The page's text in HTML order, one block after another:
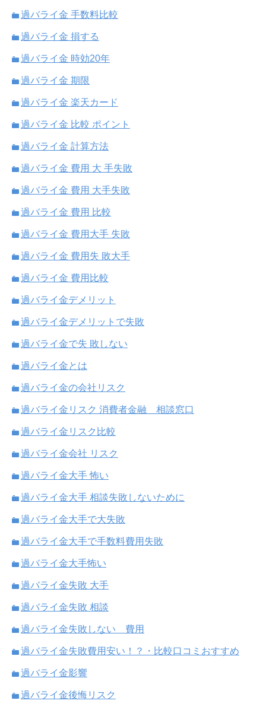
過バライ金 手数料比較
過バライ金 損する
過バライ金 時効20年
過バライ金 期限
過バライ金 楽天カード
過バライ金 比較 ポイント
過バライ金 計算方法
過バライ金 費用 大 手失敗
過バライ金 費用 大手失敗
過バライ金 費用 比較
過バライ金 費用大手 失敗
過バライ金 費用失 敗大手
過バライ金 費用比較
過バライ金デメリット
過バライ金デメリットで失敗
過バライ金で失 敗しない
過バライ金とは
過バライ金の会社リスク
過バライ金リスク 消費者金融 相談窓口
過バライ金リスク比較
過バライ金会社 リスク
過バライ金大手 怖い
過バライ金大手 相談失敗しないために
過バライ金大手で大失敗
過バライ金大手で手数料費用失敗
過バライ金大手怖い
過バライ金失敗 大手
過バライ金失敗 相談
過バライ金失敗しない 費用
過バライ金失敗費用安い！？・比較口コミおすすめ
過バライ金影響
過バライ金後悔リスク